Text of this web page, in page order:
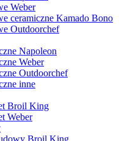
Weber
ceramiczne Kamado Bono
Outdoorchef
Napoleon
Weber
Outdoorchef
inne
Broil King
Weber